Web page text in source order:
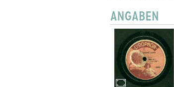
CSÁRDÁS